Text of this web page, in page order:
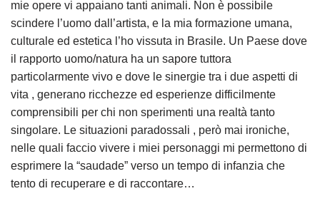
mie opere vi appaiano tanti animali. Non è possibile
scindere l’uomo dall’artista, e la mia formazione umana,
culturale ed estetica l’ho vissuta in Brasile. Un Paese dove
il rapporto uomo/natura ha un sapore tuttora
particolarmente vivo e dove le sinergie tra i due aspetti di
vita , generano ricchezze ed esperienze difficilmente
comprensibili per chi non sperimenti una realtà tanto
singolare. Le situazioni paradossali , però mai ironiche,
nelle quali faccio vivere i miei personaggi mi permettono di
esprimere la “saudade” verso un tempo di infanzia che
tento di recuperare e di raccontare…